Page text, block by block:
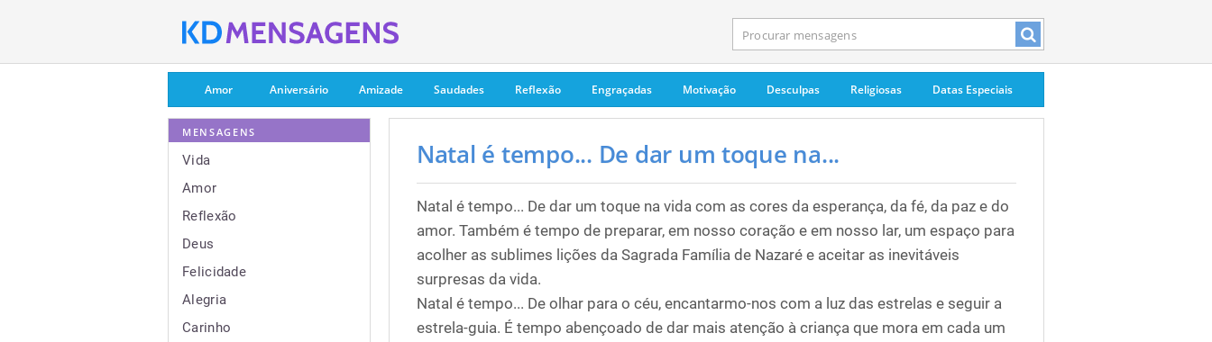
Amor Aniversário Amizade Saudades Reflexão Engraçadas Motivação Desculpas Religiosas Datas Especiais
MENSAGENS
Vida
Amor
Reflexão
Deus
Felicidade
Alegria
Carinho
Natal é tempo... De dar um toque na...
Natal é tempo... De dar um toque na vida com as cores da esperança, da fé, da paz e do
amor. Também é tempo de preparar, em nosso coração e em nosso lar, um espaço para
acolher as sublimes lições da Sagrada Família de Nazaré e aceitar as inevitáveis
surpresas da vida.
Natal é tempo... De olhar para o céu, encantarmo-nos com a luz das estrelas e seguir a
estrela-guia. É tempo abençoado de dar mais atenção à criança que mora em cada um